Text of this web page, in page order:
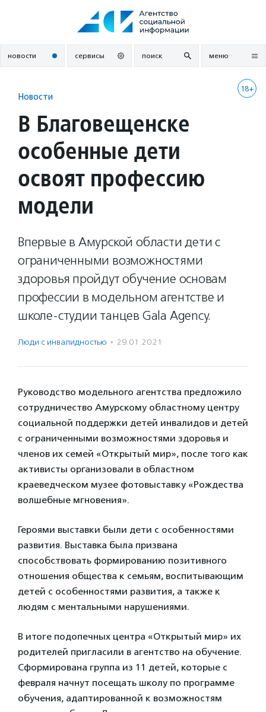
новости сервисы поиск меню
18+
Новости
В Благовещенске
особенные дети
освоят профессию
модели
Впервые в Амурской области дети с
ограниченными возможностями
здоровья пройдут обучение основам
профессии в модельном агентстве и
школе-студии танцев Gala Agency.
Люди с инвалидностью · 29.01.2021
Руководство модельного агентства предложило
сотрудничество Амурскому областному центру
социальной поддержки детей инвалидов и детей
с ограниченными возможностями здоровья и
членов их семей «Открытый мир», после того как
активисты организовали в областном
краеведческом музее фотовыставку «Рождества
волшебные мгновения».
Героями выставки были дети с особенностями
развития. Выставка была призвана
способствовать формированию позитивного
отношения общества к семьям, воспитывающим
детей с особенностями развития, а также к
людям с ментальными нарушениями.
В итоге подопечных центра «Открытый мир» их
родителей пригласили в агентство на обучение.
Сформирована группа из 11 детей, которые с
февраля начнут посещать школу по программе
обучения, адаптированной к возможностям